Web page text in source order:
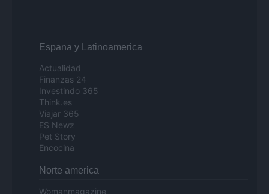
Espana y Latinoamerica
Actualidad
Finanzas 24
Investindo 365
Think.es
Viajar 365
ES Newz
Pet Story
Encocina
Norte america
Womanmagazine